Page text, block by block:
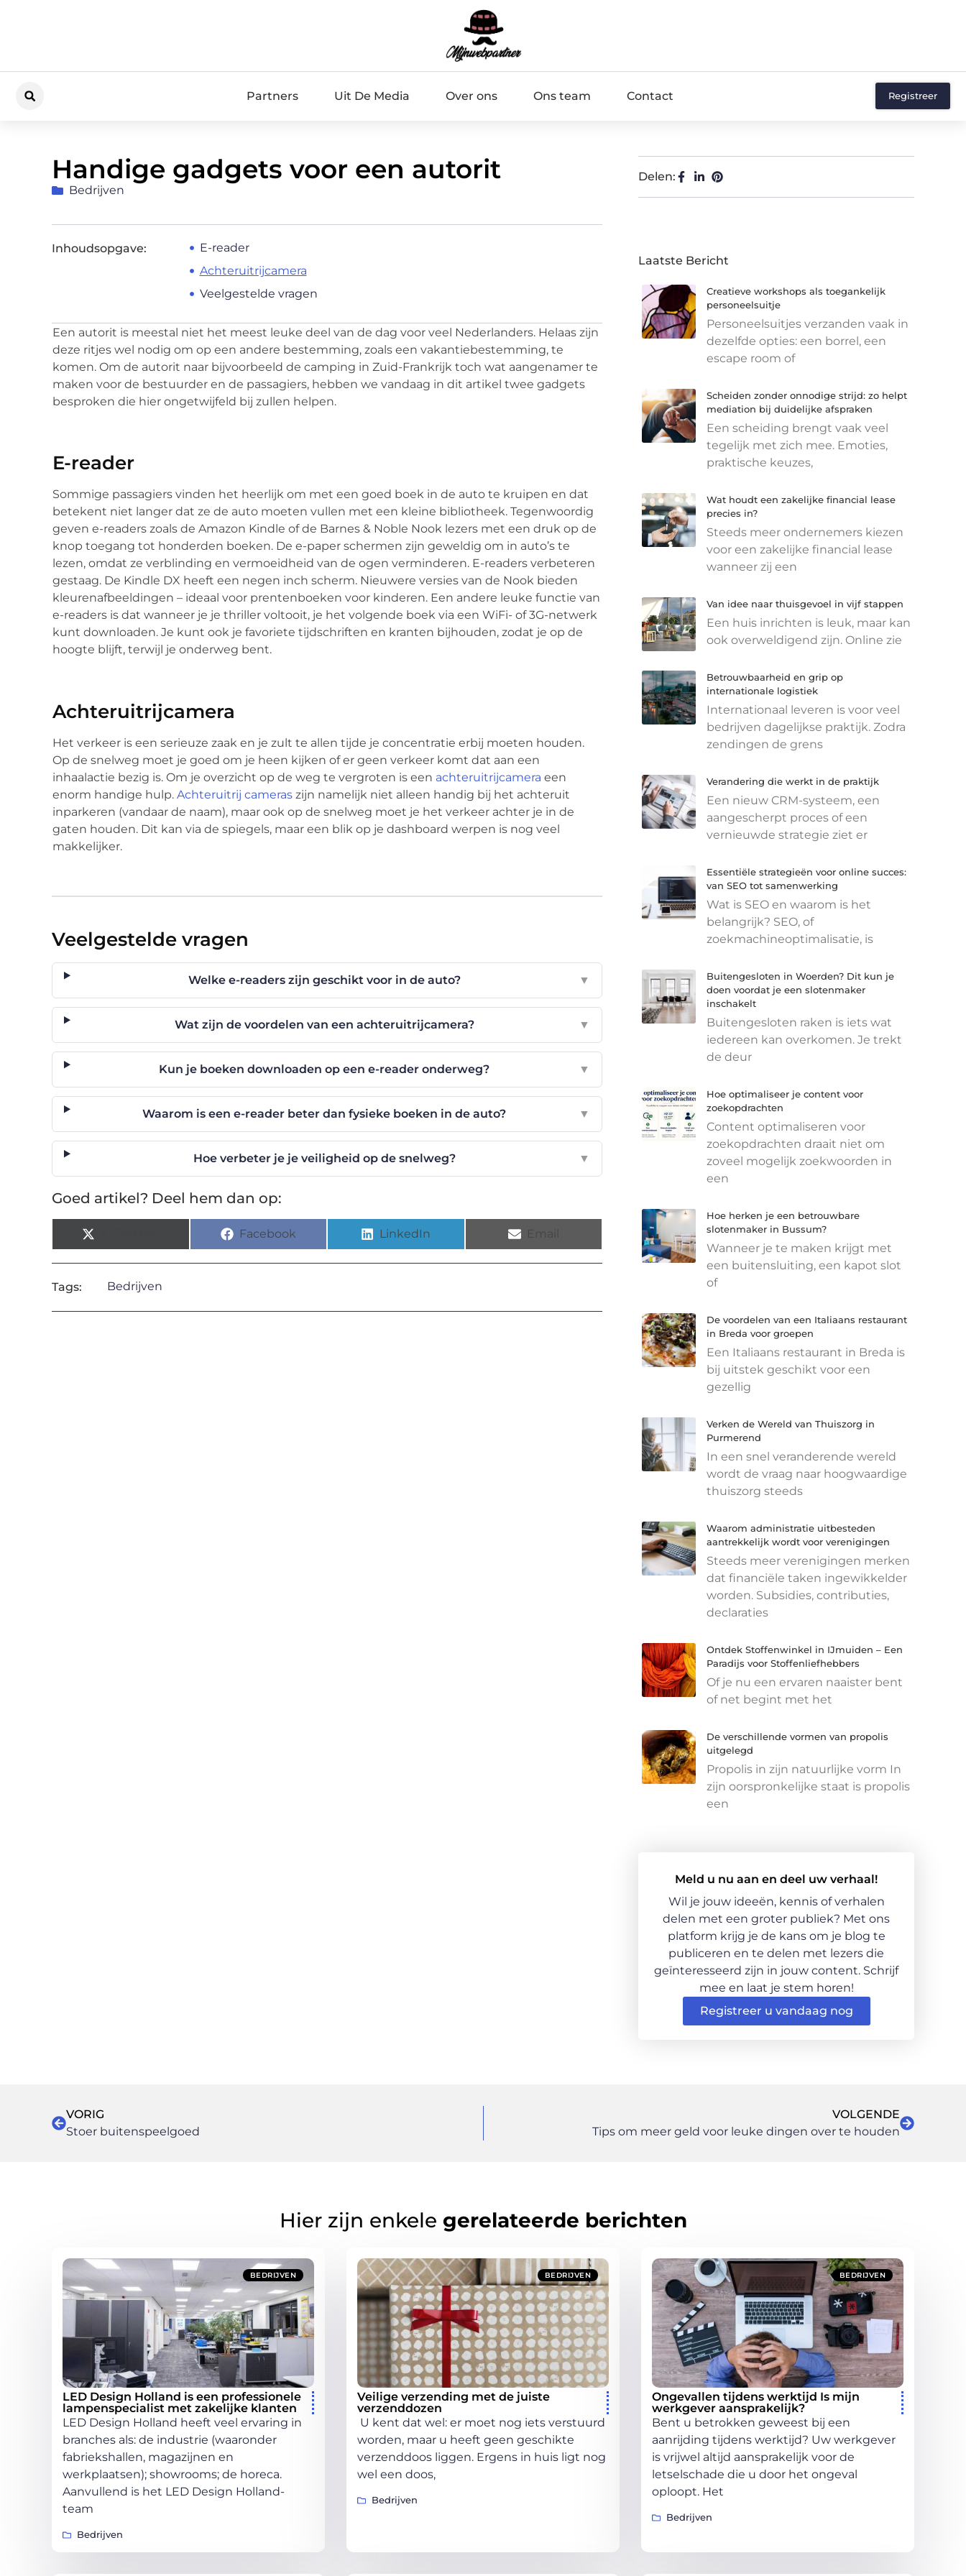
Partners Uit De Media Over ons Ons team Contact Registreer
Handige gadgets voor een autorit
Bedrijven
Inhoudsopgave:
E-reader
Achteruitrijcamera
Veelgestelde vragen
Een autorit is meestal niet het meest leuke deel van de dag voor veel Nederlanders. Helaas zijn
deze ritjes wel nodig om op een andere bestemming, zoals een vakantiebestemming, te
komen. Om de autorit naar bijvoorbeeld de camping in Zuid-Frankrijk toch wat aangenamer te
maken voor de bestuurder en de passagiers, hebben we vandaag in dit artikel twee gadgets
besproken die hier ongetwijfeld bij zullen helpen.
E-reader
Sommige passagiers vinden het heerlijk om met een goed boek in de auto te kruipen en dat
betekent niet langer dat ze de auto moeten vullen met een kleine bibliotheek. Tegenwoordig
geven e-readers zoals de Amazon Kindle of de Barnes & Noble Nook lezers met een druk op de
knop toegang tot honderden boeken. De e-paper schermen zijn geweldig om in auto’s te
lezen, omdat ze verblinding en vermoeidheid van de ogen verminderen. E-readers verbeteren
gestaag. De Kindle DX heeft een negen inch scherm. Nieuwere versies van de Nook bieden
kleurenafbeeldingen – ideaal voor prentenboeken voor kinderen. Een andere leuke functie van
e-readers is dat wanneer je je thriller voltooit, je het volgende boek via een WiFi- of 3G-netwerk
kunt downloaden. Je kunt ook je favoriete tijdschriften en kranten bijhouden, zodat je op de
hoogte blijft, terwijl je onderweg bent.
Achteruitrijcamera
Het verkeer is een serieuze zaak en je zult te allen tijde je concentratie erbij moeten houden.
Op de snelweg moet je goed om je heen kijken of er geen verkeer komt dat aan een
inhaalactie bezig is. Om je overzicht op de weg te vergroten is een achteruitrijcamera een
enorm handige hulp. Achteruitrij cameras zijn namelijk niet alleen handig bij het achteruit
inparkeren (vandaar de naam), maar ook op de snelweg moet je het verkeer achter je in de
gaten houden. Dit kan via de spiegels, maar een blik op je dashboard werpen is nog veel
makkelijker.
Veelgestelde vragen
Welke e-readers zijn geschikt voor in de auto? ▼
Wat zijn de voordelen van een achteruitrijcamera? ▼
Kun je boeken downloaden op een e-reader onderweg? ▼
Waarom is een e-reader beter dan fysieke boeken in de auto? ▼
Hoe verbeter je je veiligheid op de snelweg? ▼
Goed artikel? Deel hem dan op:
Facebook LinkedIn
Tags: Bedrijven
Delen:
Laatste Bericht
Creatieve workshops als toegankelijk
personeelsuitje
Personeelsuitjes verzanden vaak in
dezelfde opties: een borrel, een
escape room of
Scheiden zonder onnodige strijd: zo helpt
mediation bij duidelijke afspraken
Een scheiding brengt vaak veel
tegelijk met zich mee. Emoties,
praktische keuzes,
Wat houdt een zakelijke financial lease
precies in?
Steeds meer ondernemers kiezen
voor een zakelijke financial lease
wanneer zij een
Van idee naar thuisgevoel in vijf stappen
Een huis inrichten is leuk, maar kan
ook overweldigend zijn. Online zie
Betrouwbaarheid en grip op
internationale logistiek
Internationaal leveren is voor veel
bedrijven dagelijkse praktijk. Zodra
zendingen de grens
Verandering die werkt in de praktijk
Een nieuw CRM-systeem, een
aangescherpt proces of een
vernieuwde strategie ziet er
Essentiële strategieën voor online succes:
van SEO tot samenwerking
Wat is SEO en waarom is het
belangrijk? SEO, of
zoekmachineoptimalisatie, is
Buitengesloten in Woerden? Dit kun je
doen voordat je een slotenmaker
inschakelt
Buitengesloten raken is iets wat
iedereen kan overkomen. Je trekt
de deur
Hoe optimaliseer je content voor
zoekopdrachten
Content optimaliseren voor
zoekopdrachten draait niet om
zoveel mogelijk zoekwoorden in
een
Hoe herken je een betrouwbare
slotenmaker in Bussum?
Wanneer je te maken krijgt met
een buitensluiting, een kapot slot
of
De voordelen van een Italiaans restaurant
in Breda voor groepen
Een Italiaans restaurant in Breda is
bij uitstek geschikt voor een
gezellig
Verken de Wereld van Thuiszorg in
Purmerend
In een snel veranderende wereld
wordt de vraag naar hoogwaardige
thuiszorg steeds
Waarom administratie uitbesteden
aantrekkelijk wordt voor verenigingen
Steeds meer verenigingen merken
dat financiële taken ingewikkelder
worden. Subsidies, contributies,
declaraties
Ontdek Stoffenwinkel in IJmuiden – Een
Paradijs voor Stoffenliefhebbers
Of je nu een ervaren naaister bent
of net begint met het
De verschillende vormen van propolis
uitgelegd
Propolis in zijn natuurlijke vorm In
zijn oorspronkelijke staat is propolis
een
Meld u nu aan en deel uw verhaal!
Wil je jouw ideeën, kennis of verhalen
delen met een groter publiek? Met ons
platform krijg je de kans om je blog te
publiceren en te delen met lezers die
geïnteresseerd zijn in jouw content. Schrijf
mee en laat je stem horen!
Registreer u vandaag nog
VORIG
Stoer buitenspeelgoed
VOLGENDE
Tips om meer geld voor leuke dingen over te houden
Hier zijn enkele gerelateerde berichten
BEDRIJVEN
LED Design Holland is een professionele
lampenspecialist met zakelijke klanten
LED Design Holland heeft veel ervaring in
branches als: de industrie (waaronder
fabriekshallen, magazijnen en
werkplaatsen); showrooms; de horeca.
Aanvullend is het LED Design Holland-
team
Bedrijven
BEDRIJVEN
Veilige verzending met de juiste
verzenddozen
U kent dat wel: er moet nog iets verstuurd
worden, maar u heeft geen geschikte
verzenddoos liggen. Ergens in huis ligt nog
wel een doos,
Bedrijven
BEDRIJVEN
Ongevallen tijdens werktijd Is mijn
werkgever aansprakelijk?
Bent u betrokken geweest bij een
aanrijding tijdens werktijd? Uw werkgever
is vrijwel altijd aansprakelijk voor de
letselschade die u door het ongeval
oploopt. Het
Bedrijven